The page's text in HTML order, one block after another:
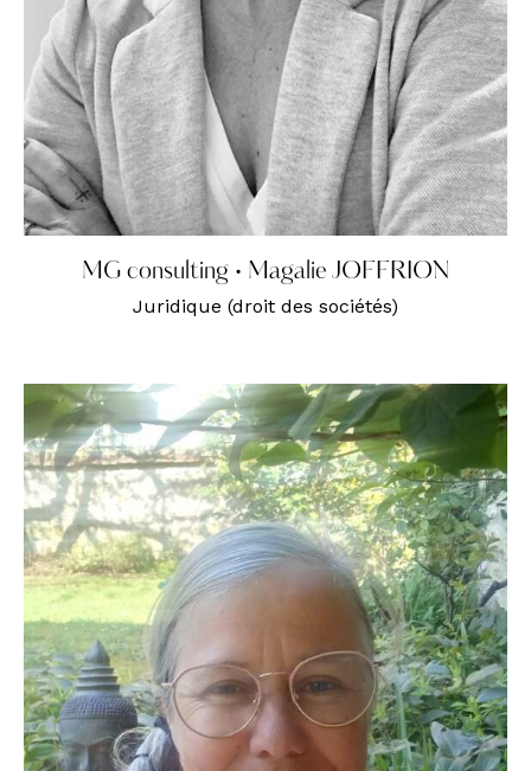
MG consulting • Magalie JOFFRION
Juridique (droit des sociétés)